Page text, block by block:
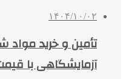
۱۴۰۴/۱۰/۰۲
تأمین و خرید
آزمایشگاهی با